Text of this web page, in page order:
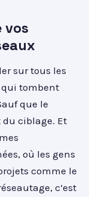
vos
sur tous les
qui tombent
que le
du ciblage. Et
où les gens
comme le
c’est